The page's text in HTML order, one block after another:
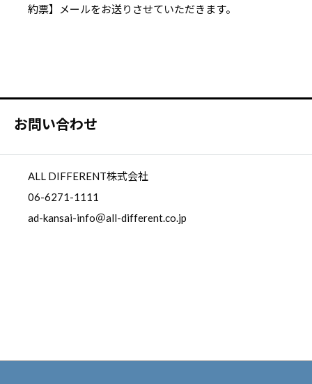
約票】メールをお送りさせていただきます。
お問い合わせ
ALL DIFFERENT株式会社
06-6271-1111
ad-kansai-info＠all-different.co.jp